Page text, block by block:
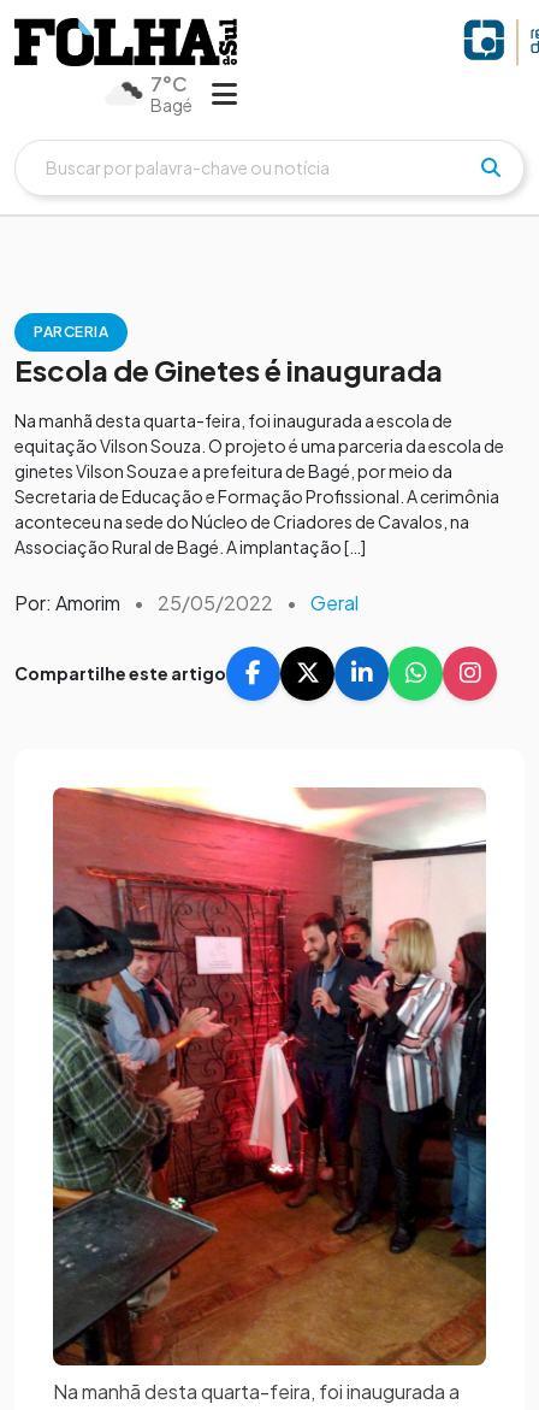
7°C
Bagé
PARCERIA
Escola de Ginetes é inaugurada
Na manhã desta quarta-feira, foi inaugurada a escola de
equitação Vilson Souza. O projeto é uma parceria da escola de
ginetes Vilson Souza e a prefeitura de Bagé, por meio da
Secretaria de Educação e Formação Profissional. A cerimônia
aconteceu na sede do Núcleo de Criadores de Cavalos, na
Associação Rural de Bagé. A implantação […]
Por: Amorim • 25/05/2022 • Geral
Compartilhe este artigo
Na manhã desta quarta-feira, foi inaugurada a